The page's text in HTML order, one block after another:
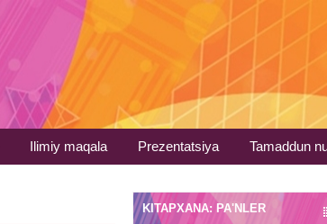
Ilimiy maqala Prezentatsiya Tamaddun
KITAPXANA: PA'NLER